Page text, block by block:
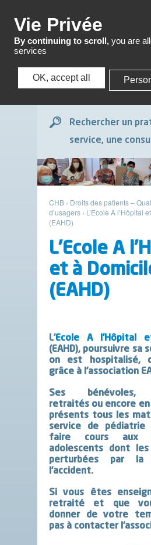
Menu
Rechercher un
service, une
CHB › Droits des patients –
d’usagers › L’Ecole A l’Hôpital
(EAHD)
L’Ecole A
et à
(EAHD)
L’Ecole A l’Hôpital
(EAHD), poursuivre sa
on est hospitalisé,
grâce à l’association
Ses bénévoles,
retraités ou encore
présents tous les
service de pédiatrie
faire cours aux
adolescents dont
perturbées par la
l’accident.
Si vous êtes
retraité et que
donner de votre
pas à contacter
Vie Privée
By continuing to scroll, you are
services
OK, accept all